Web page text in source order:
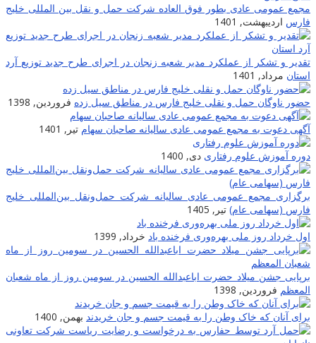
مجمع عمومی عادی بطور فوق العاده شرکت حمل و نقل بین المللی خلیج
فارس اردیبهشت, 1401
تقدیر و تشکر از عملکرد مدیر شعبه زنجان در اجرای طرح جدید توزیع آرد
استان مرداد, 1401
حضور ناوگان حمل و نقلی خلیج فارس در مناطق سیل زده فروردین, 1398
آگهی دعوت به مجمع عمومی عادی سالیانه صاحبان سهام تیر, 1401
دوره آموزش علوم رفتاری دی, 1400
برگزاری مجمع عمومی عادی سالیانه شرکت حمل‌ونقل بین‌المللی خلیج
فارس (سهامی عام) تیر, 1405
اول خرداد روز ملی بهره‌وری فرخنده باد خرداد, 1399
برپایى جشن میلاد حضرت اباعبدالله الحسین در سومین روز از ماه شعبان
المعظم فروردین, 1398
برای آنان که خاک وطن را به قیمت جسم و جان خریدند بهمن, 1400